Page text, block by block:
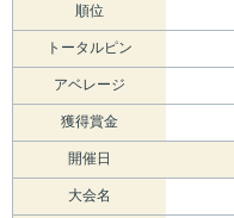
順位
トータルピン
アベレージ
獲得賞金
開催日
大会名